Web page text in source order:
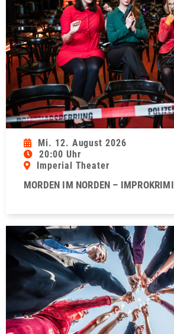
Mi. 12. August 2026
20:00 Uhr
Imperial Theater
MORDEN IM NORDEN – IMPROKRIMI